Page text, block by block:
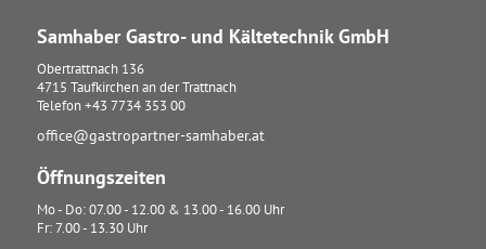
Samhaber Gastro- und Kältetechnik GmbH
Obertrattnach 136
4715 Taufkirchen an der Trattnach
Telefon +43 7734 353 00
office@gastropartner-samhaber.at
Öffnungszeiten
Mo - Do: 07.00 - 12.00 & 13.00 - 16.00 Uhr
Fr: 7.00 - 13.30 Uhr